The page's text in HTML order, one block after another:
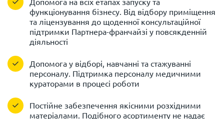
функціонування бізнесу. Від відбору приміщення
та ліцензування до щоденної консультаційної
підтримки Партнера-франчайзі у повсякденній
діяльності
Допомога у відборі, навчанні та стажуванні
персоналу. Підтримка персоналу медичними
кураторами в процесі роботи
Постійне забезпечення якісними розхідними
матеріалами. Подібного асортименту не надає